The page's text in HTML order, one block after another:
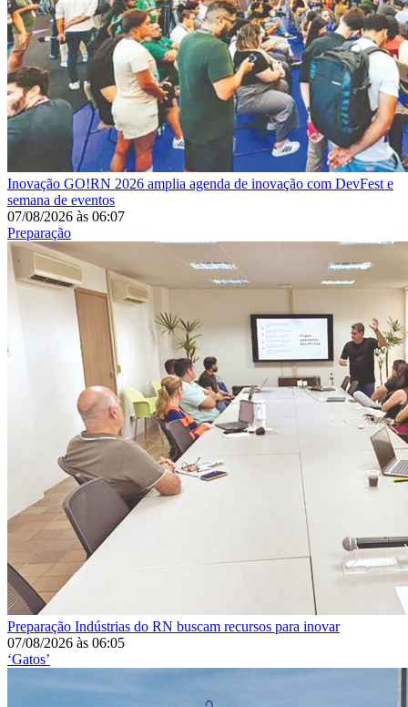
Inovação GO!RN 2026 amplia agenda de inovação com DevFest e
semana de eventos
07/08/2026 às 06:07
Preparação
Preparação Indústrias do RN buscam recursos para inovar
07/08/2026 às 06:05
‘Gatos’